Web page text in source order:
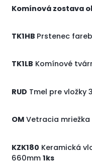
Komínová zostava
TK1HB Prstenec
TK1LB Komínové
RUD Tmel pre vložky
OM Vetracia mriežka
KZK180 Keramická
660mm1ks